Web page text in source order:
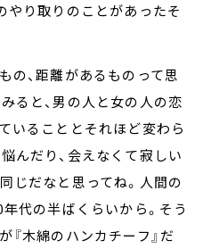
やり取りのことがあったそ
の、距離があるものって思
ると、男の人と女の人の恋
いることとそれほど変わら
んだり、会えなくて寂しい
じだなと思ってね。人間の
代の半ばくらいから。そう
『木綿のハンカチーフ』だ